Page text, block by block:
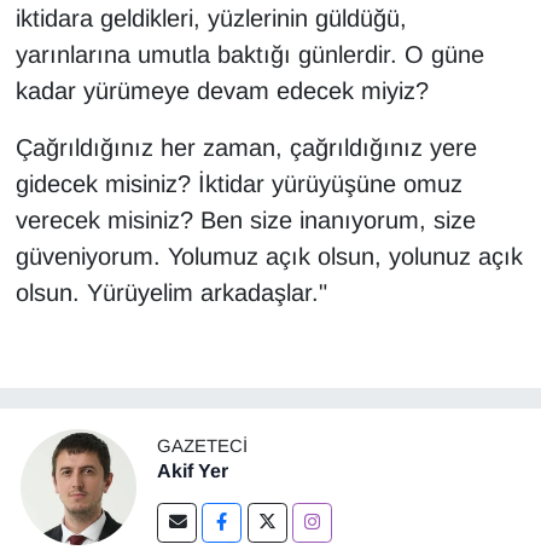
iktidara geldikleri, yüzlerinin güldüğü,
yarınlarına umutla baktığı günlerdir. O güne
kadar yürümeye devam edecek miyiz?
Çağrıldığınız her zaman, çağrıldığınız yere
gidecek misiniz? İktidar yürüyüşüne omuz
verecek misiniz? Ben size inanıyorum, size
güveniyorum. Yolumuz açık olsun, yolunuz açık
olsun. Yürüyelim arkadaşlar."
GAZETECI
Akif Yer